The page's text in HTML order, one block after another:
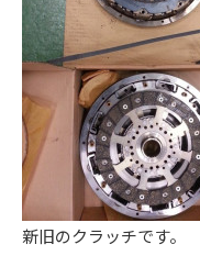
新旧のクラッチです。